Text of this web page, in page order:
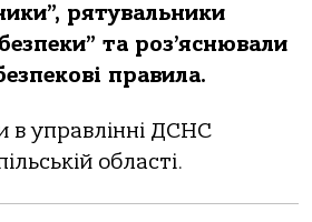
рятувальники
та роз’яснювали
правила.
в управлінні ДСНС
області.